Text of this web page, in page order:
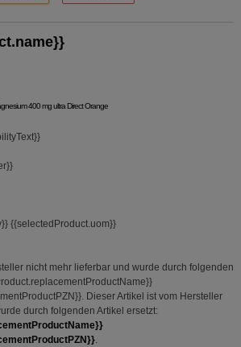
{{selectedProduct.uom}}
nicht mehr lieferbar und wurde durch folgenden
. Dieser Artikel ist vom Hersteller
durch folgenden Artikel ersetzt:
.